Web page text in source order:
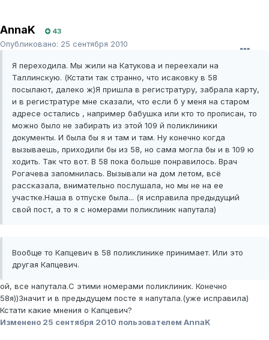
AnnaK 43
Опубликовано: 25 сентября 2010
Я переходила. Мы жили на Катукова и переехали на
Таллинскую. (Кстати так странно, что исаковку в 58
посылают, далеко ж)Я пришла в регистратуру, забрала карту,
и в регистратуре мне сказали, что если б у меня на старом
адресе остались , например бабушка или кто то прописан, то
можно было не забирать из этой 109 й поликлиники
документы. И была бы я и там и там. Ну конечно когда
вызываешь, приходили бы из 58, но сама могла бы и в 109 ю
ходить. Так что вот. В 58 пока больше понравилось. Врач
Рогачева запомнилась. Вызывали на дом летом, всё
рассказала, внимательно послушала, но мы не на ее
участке.Наша в отпуске была... (я исправила предыдущий
свой пост, а то я с номерами поликлиник напутала)
Вообще то Капцевич в 58 поликлинике принимает. Или это
другая Капцевич.
ой, все напутала.С этими номерами поликлиник. Конечно
58я))Значит и в предыдущем посте я напутала.(уже исправила)
Кстати какие мнения о Капцевич?
Изменено 25 сентября 2010 пользователем AnnaK